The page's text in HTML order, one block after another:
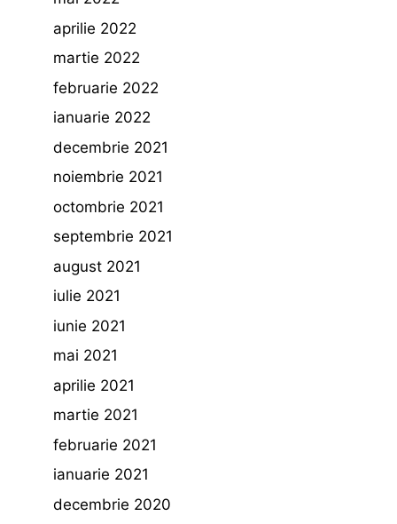
aprilie 2022
martie 2022
februarie 2022
ianuarie 2022
decembrie 2021
noiembrie 2021
octombrie 2021
septembrie 2021
august 2021
iulie 2021
iunie 2021
mai 2021
aprilie 2021
martie 2021
februarie 2021
ianuarie 2021
decembrie 2020